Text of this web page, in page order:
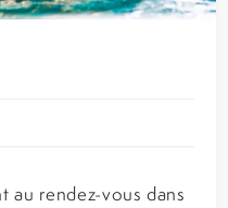
au rendez-vous dans